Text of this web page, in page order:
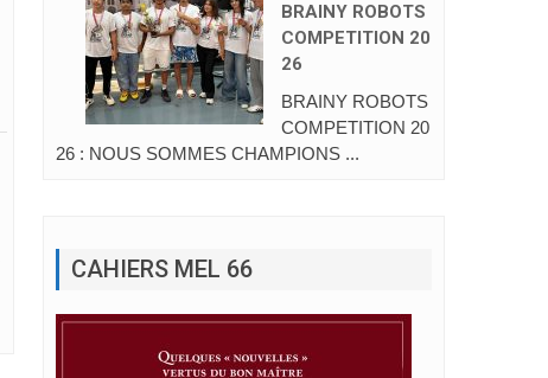
BRAINY ROBOTS
COMPETITION 20
26
BRAINY ROBOTS
COMPETITION 20
26 : NOUS SOMMES CHAMPIONS ...
CAHIERS MEL 66